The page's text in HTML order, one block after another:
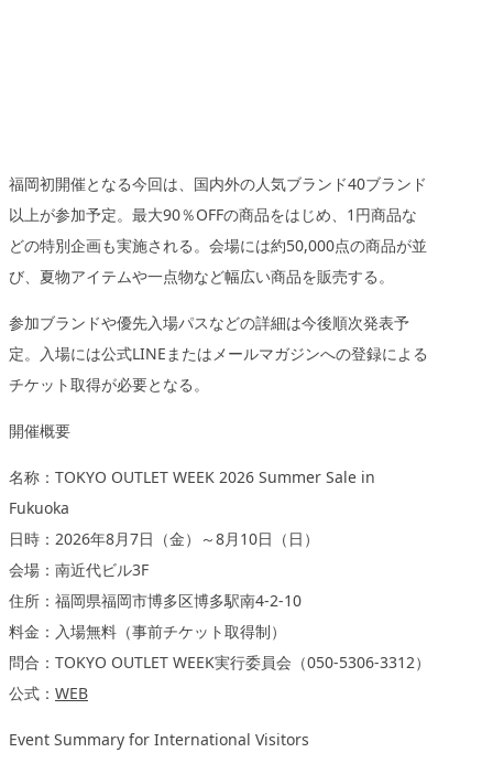
福岡初開催となる今回は、国内外の人気ブランド40ブランド
以上が参加予定。最大90％OFFの商品をはじめ、1円商品な
どの特別企画も実施される。会場には約50,000点の商品が並
び、夏物アイテムや一点物など幅広い商品を販売する。
参加ブランドや優先入場パスなどの詳細は今後順次発表予
定。入場には公式LINEまたはメールマガジンへの登録による
チケット取得が必要となる。
開催概要
名称：TOKYO OUTLET WEEK 2026 Summer Sale in
Fukuoka
日時：2026年8月7日（金）～8月10日（日）
会場：南近代ビル3F
住所：福岡県福岡市博多区博多駅南4-2-10
料金：入場無料（事前チケット取得制）
問合：TOKYO OUTLET WEEK実行委員会（050-5306-3312）
公式： WEB
Event Summary for International Visitors